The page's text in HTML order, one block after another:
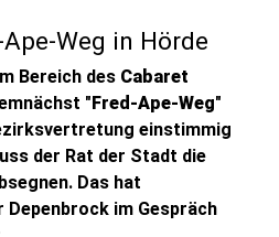
Weg in Hörde
Bereich des Cabaret
"Fred-Ape-Weg"
einstimmig
der Rat der Stadt die
Das hat
im Gespräch